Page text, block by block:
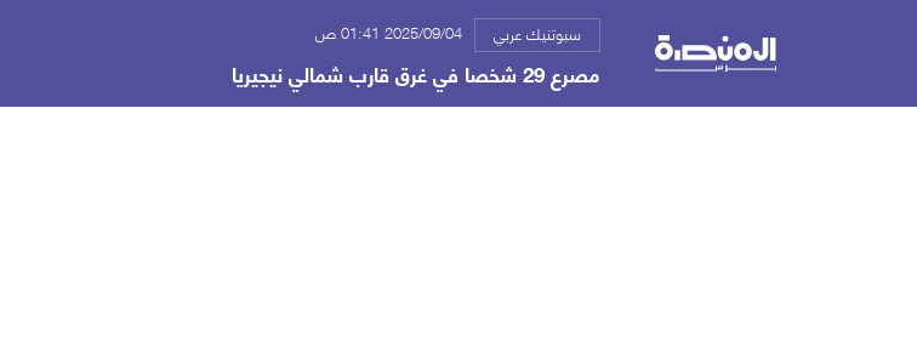
سبوتنيك عربي 2025/09/04 01:41 ص
مصرع 29 شخصا في غرق قارب شمالي نيجيريا